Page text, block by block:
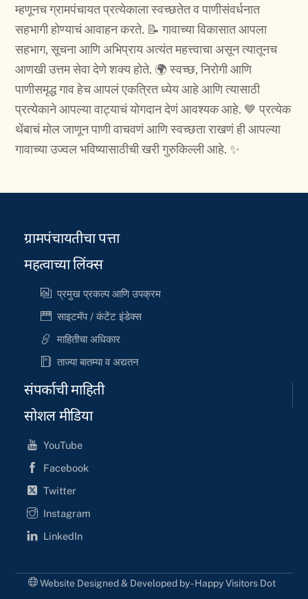
म्हणूनच ग्रामपंचायत प्रत्येकाला स्वच्छतेत व पाणीसंवर्धनात
सहभागी होण्याचं आवाहन करते. 📝 गावाच्या विकासात आपला
सहभाग, सूचना आणि अभिप्राय अत्यंत महत्त्वाचा असून त्यातूनच
आणखी उत्तम सेवा देणे शक्य होते. 🌍 स्वच्छ, निरोगी आणि
पाणीसमृद्ध गाव हेच आपलं एकत्रित ध्येय आहे आणि त्यासाठी
प्रत्येकाने आपल्या वाट्याचं योगदान देणं आवश्यक आहे. 💙 प्रत्येक
थेंबाचं मोल जाणून पाणी वाचवणं आणि स्वच्छता राखणं ही आपल्या
गावाच्या उज्वल भविष्यासाठीची खरी गुरुकिल्ली आहे. ✨
ग्रामपंचायतीचा पत्ता
महत्वाच्या लिंक्स
प्रमुख प्रकल्प आणि उपक्रम
साइटमॅप / कंटेंट इंडेक्स
माहितीचा अधिकार
ताज्या बातम्या व अद्यतन
संपर्काची माहिती
सोशल मीडिया
YouTube
Facebook
Twitter
Instagram
LinkedIn
Website Designed & Developed by - Happy Visitors Dot